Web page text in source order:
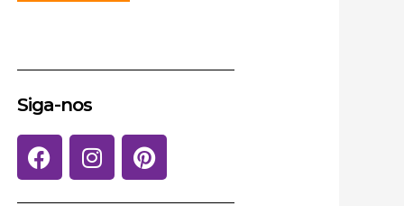
Siga-nos
F
a
I
n
P
i